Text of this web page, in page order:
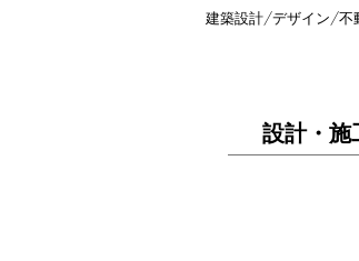
建築設計/デザイン/不
設計・施